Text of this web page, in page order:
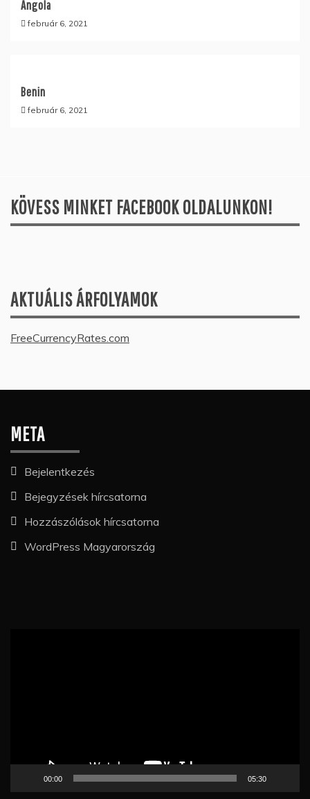
Angola
február 6, 2021
Benin
február 6, 2021
KÖVESS MINKET FACEBOOK OLDALUNKON!
AKTUÁLIS ÁRFOLYAMOK
FreeCurrencyRates.com
META
Bejelentkezés
Bejegyzések hírcsatorna
Hozzászólások hírcsatorna
WordPress Magyarország
00:00 05:30